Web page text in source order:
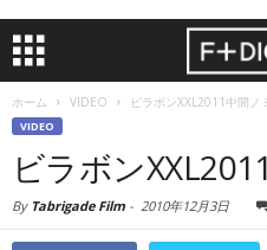
ホーム VIDEO ビラボンXXL2011中間ノ
VIDEO
ビラボン
By Tabrigade Film - 2010年12月3日